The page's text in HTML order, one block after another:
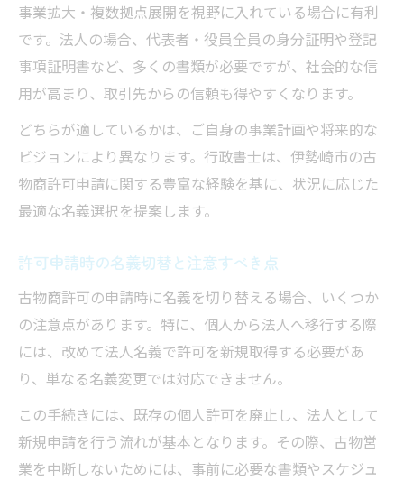
事業拡大・複数拠点展開を視野に入れている場合に有利
です。法人の場合、代表者・役員全員の身分証明や登記
事項証明書など、多くの書類が必要ですが、社会的な信
用が高まり、取引先からの信頼も得やすくなります。
どちらが適しているかは、ご自身の事業計画や将来的な
ビジョンにより異なります。行政書士は、伊勢崎市の古
物商許可申請に関する豊富な経験を基に、状況に応じた
最適な名義選択を提案します。
許可申請時の名義切替と注意すべき点
古物商許可の申請時に名義を切り替える場合、いくつか
の注意点があります。特に、個人から法人へ移行する際
には、改めて法人名義で許可を新規取得する必要があ
り、単なる名義変更では対応できません。
この手続きには、既存の個人許可を廃止し、法人として
新規申請を行う流れが基本となります。その際、古物営
業を中断しないためには、事前に必要な書類やスケジュ